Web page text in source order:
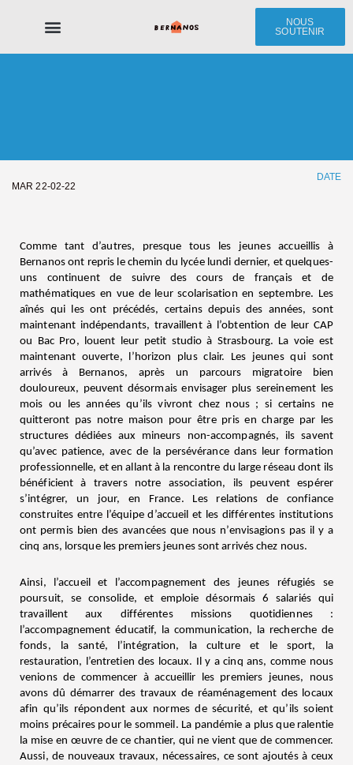
NOUS
SOUTENIR
DATE
MAR 22-02-22
Comme tant d’autres, presque tous les jeunes accueillis à
Bernanos ont repris le chemin du lycée lundi dernier, et quelques-
uns continuent de suivre des cours de français et de
mathématiques en vue de leur scolarisation en septembre. Les
aînés qui les ont précédés, certains depuis des années, sont
maintenant indépendants, travaillent à l’obtention de leur CAP
ou Bac Pro, louent leur petit studio à Strasbourg. La voie est
maintenant ouverte, l’horizon plus clair. Les jeunes qui sont
arrivés à Bernanos, après un parcours migratoire bien
douloureux, peuvent désormais envisager plus sereinement les
mois ou les années qu’ils vivront chez nous ; si certains ne
quitteront pas notre maison pour être pris en charge par les
structures dédiées aux mineurs non-accompagnés, ils savent
qu’avec patience, avec de la persévérance dans leur formation
professionnelle, et en allant à la rencontre du large réseau dont ils
bénéficient à travers notre association, ils peuvent espérer
s’intégrer, un jour, en France. Les relations de confiance
construites entre l’équipe d’accueil et les différentes institutions
ont permis bien des avancées que nous n’envisagions pas il y a
cinq ans, lorsque les premiers jeunes sont arrivés chez nous.
Ainsi, l’accueil et l’accompagnement des jeunes réfugiés se
poursuit, se consolide, et emploie désormais 6 salariés qui
travaillent aux différentes missions quotidiennes :
l’accompagnement éducatif, la communication, la recherche de
fonds, la santé, l’intégration, la culture et le sport, la
restauration, l’entretien des locaux. Il y a cinq ans, comme nous
venions de commencer à accueillir les premiers jeunes, nous
avons dû démarrer des travaux de réaménagement des locaux
afin qu’ils répondent aux normes de sécurité, et qu’ils soient
moins précaires pour le sommeil. La pandémie a plus que ralentie
la mise en œuvre de ce chantier, qui ne vient que de commencer.
Aussi, de nouveaux travaux, nécessaires, ce sont ajoutés à ceux